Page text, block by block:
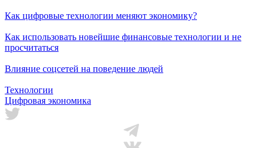
Как цифровые технологии меняют экономику?
Как использовать новейшие финансовые технологии и не
просчитаться
Влияние соцсетей на поведение людей
Технологии
Цифровая экономика